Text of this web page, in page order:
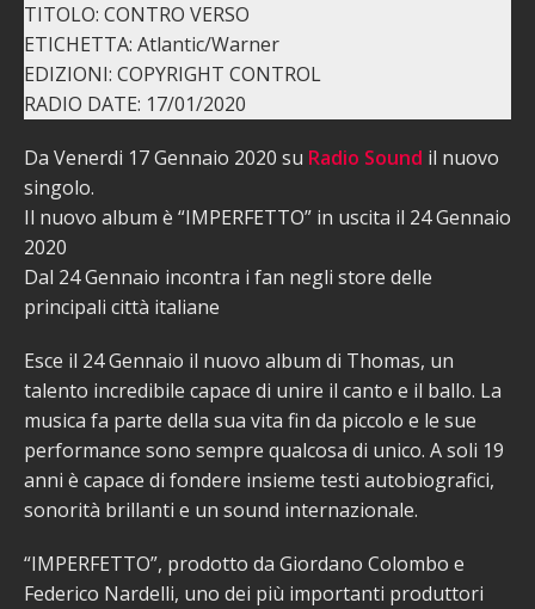
TITOLO: CONTRO VERSO
ETICHETTA: Atlantic/Warner
EDIZIONI: COPYRIGHT CONTROL
RADIO DATE: 17/01/2020
Da Venerdi 17 Gennaio 2020 su Radio Sound il nuovo
singolo.
Il nuovo album è “IMPERFETTO” in uscita il 24 Gennaio
2020
Dal 24 Gennaio incontra i fan negli store delle
principali città italiane
Esce il 24 Gennaio il nuovo album di Thomas, un
talento incredibile capace di unire il canto e il ballo. La
musica fa parte della sua vita fin da piccolo e le sue
performance sono sempre qualcosa di unico. A soli 19
anni è capace di fondere insieme testi autobiografici,
sonorità brillanti e un sound internazionale.
“IMPERFETTO”, prodotto da Giordano Colombo e
Federico Nardelli, uno dei più importanti produttori